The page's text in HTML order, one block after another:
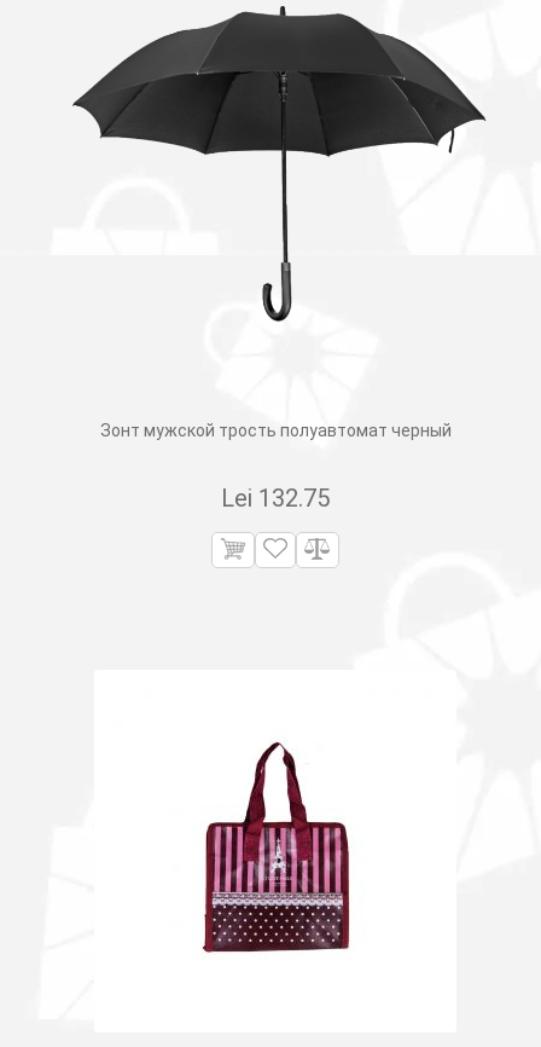
Зонт мужской трость полуавтомат черный
Lei 132.75